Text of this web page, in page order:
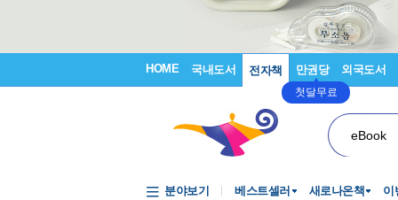
HOME 국내도서 전자책 만권당
첫달무료
외국도서
eBook
분야보기 베스트셀러 새로나온책 이